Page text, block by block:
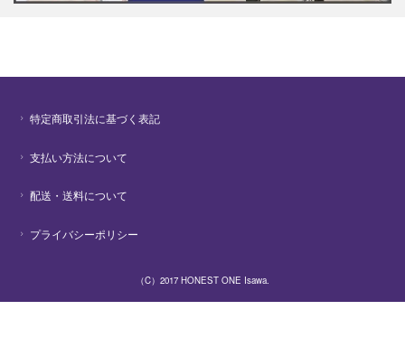
特定商取引法に基づく表記
支払い方法について
配送・送料について
プライバシーポリシー
（C）2017 HONEST ONE Isawa.